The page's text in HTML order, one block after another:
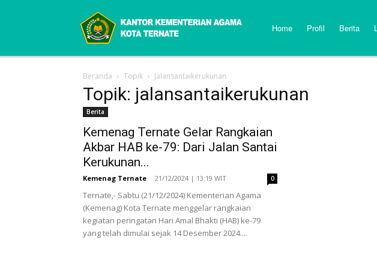
Home Profil Berita
Beranda Topik Jalansantaikerukunan
Topik: jalansantaikerukunan
Berita
Kemenag Ternate Gelar Rangkaian
Akbar HAB ke-79: Dari Jalan Santai
Kerukunan...
Kemenag Ternate - 21/12/2024 | 13:19 WIT 0
Ternate,- Sabtu (21/12/2024) Kementerian Agama
(Kemenag) Kota Ternate menggelar rangkaian
kegiatan peringatan Hari Amal Bhakti (HAB) ke-79
yang telah dimulai sejak 14 Desember 2024....